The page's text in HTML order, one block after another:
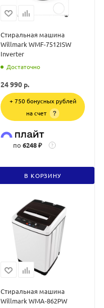
Стиральная машина
Willmark WMF-7512ISW
Inverter
Достаточно
24 990 р.
+ 750 бонусных рублей
на счет
?
по 6248 ₽ ?
В КОРЗИНУ
Стиральная машина
Willmark WMA-862PW